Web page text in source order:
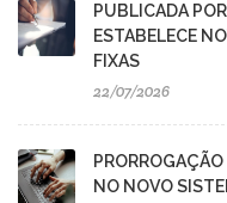
PUBLICADA
ESTABELECE
FIXAS
22/07/2026
NO NOVO